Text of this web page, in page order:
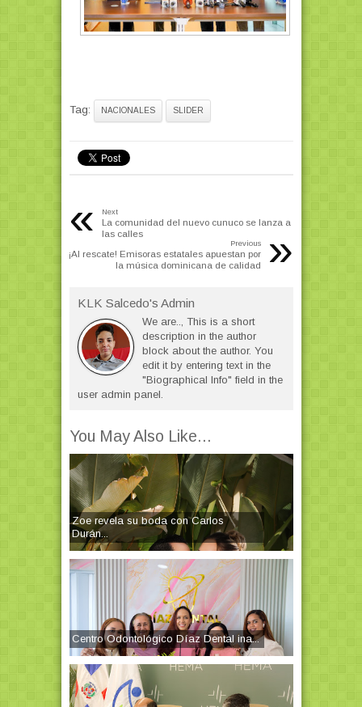
Tag: NACIONALES SLIDER
« Next
La comunidad del nuevo cunuco se lanza a
las calles
»
Previous
¡Al rescate! Emisoras estatales apuestan por
la música dominicana de calidad
KLK Salcedo's Admin
We are.., This is a short
description in the author
block about the author. You
edit it by entering text in the
"Biographical Info" field in the
user admin panel.
You May Also Like...
Zoe revela su boda con Carlos
Durán...
Centro Odontológico Díaz Dental ina...